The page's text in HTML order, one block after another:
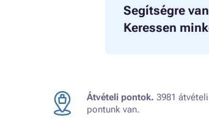
Segítségre
Keressen
Átvételi pontok. 3981 átvételi
pontunk van.